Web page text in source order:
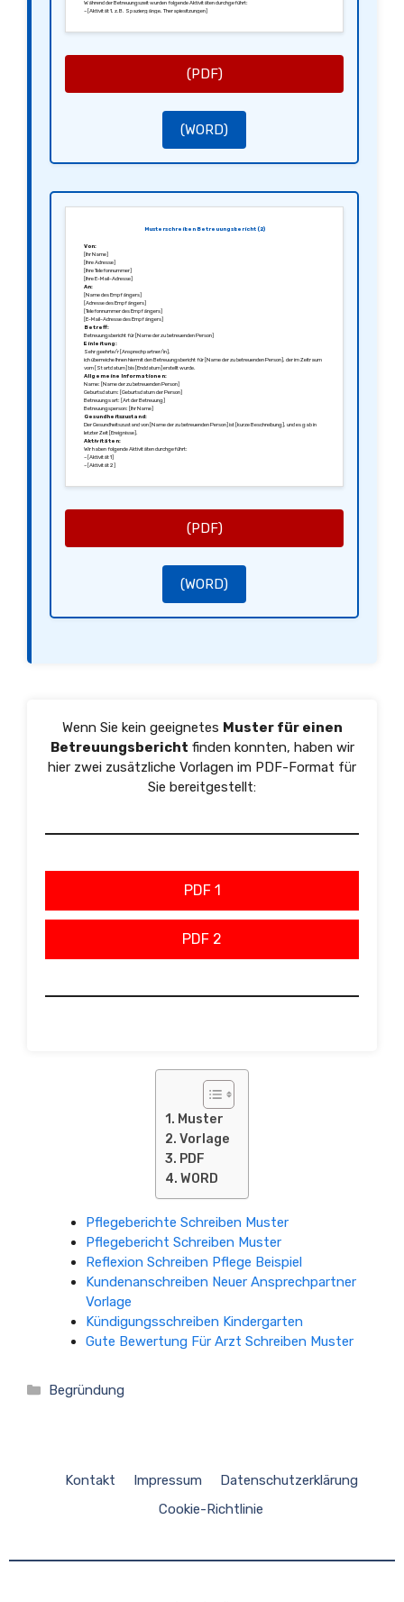
Während der Betreuungszeit wurden folgende Aktivitäten durchgeführt:
– [Aktivität 1, z.B. Spaziergänge, Therapiesitzungen]
Basierend auf meinen Beobachtungen empfehle ich:
– [Empfehlung 1, z.B. weitere Therapien, Änderungen im Betreuungsansatz]
Schluss:
(PDF)
(WORD)
Musterschreiben Betreuungsbericht (2)
Von:
[Ihr Name]
[Ihre Adresse]
[Ihre Telefonnummer]
[Ihre E-Mail-Adresse]
An:
[Name des Empfängers]
[Adresse des Empfängers]
[Telefonnummer des Empfängers]
[E-Mail-Adresse des Empfängers]
Betreff:
Betreuungsbericht für [Name der zu betreuenden Person]
Einleitung:
Sehr geehrte/r [Ansprechpartner/in],
ich überreiche Ihnen hiermit den Betreuungsbericht für [Name der zu betreuenden Person], der im Zeitraum
vom [Startdatum] bis [Enddatum] erstellt wurde.
Allgemeine Informationen:
Name: [Name der zu betreuenden Person]
Geburtsdatum: [Geburtsdatum der Person]
Betreuungsart: [Art der Betreuung]
Betreuungsperson: [Ihr Name]
Gesundheitszustand:
Der Gesundheitszustand von [Name der zu betreuenden Person] ist [kurze Beschreibung], und es gab in
letzter Zeit [Ereignisse].
Aktivitäten:
Wir haben folgende Aktivitäten durchgeführt:
– [Aktivität 1]
– [Aktivität 2]
Ich danke Ihnen für Ihre Aufmerksamkeit und stehe für Rückfragen gerne zur Verfügung. Ich freue mich
(PDF)
(WORD)
Wenn Sie kein geeignetes Muster für einen
Betreuungsbericht finden konnten, haben wir
hier zwei zusätzliche Vorlagen im PDF-Format für
Sie bereitgestellt:
PDF 1
PDF 2
Muster
Vorlage
PDF
WORD
Pflegeberichte Schreiben Muster
Pflegebericht Schreiben Muster
Reflexion Schreiben Pflege Beispiel
Kundenanschreiben Neuer Ansprechpartner
Vorlage
Kündigungsschreiben Kindergarten
Gute Bewertung Für Arzt Schreiben Muster
Kategorien
Begründung
Kontakt Impressum
Datenschutzerklärung
Cookie-Richtlinie